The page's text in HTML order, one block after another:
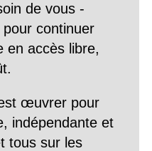
de vous -
continuer
en accès libre,
œuvrer pour
indépendante et
tous sur les